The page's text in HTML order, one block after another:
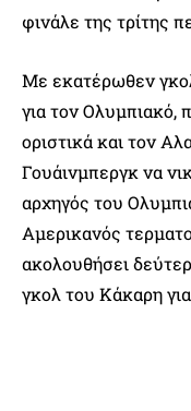
φινάλε της τρίτης
Με εκατέρωθεν
για τον Ολυμπιακό,
οριστικά και τον
Γουάινμπεργκ να
αρχηγός του
Αμερικανός
ακολουθήσει
γκολ του Κάκαρη